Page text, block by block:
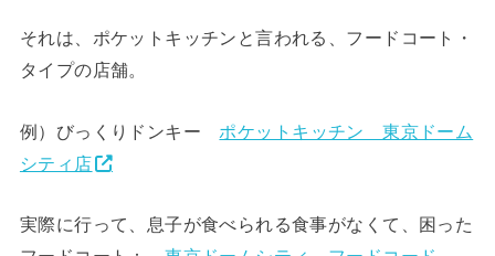
それは、ポケットキッチンと言われる、フードコート・
タイプの店舗。
例）びっくりドンキー ポケットキッチン 東京ドーム
シティ店
実際に行って、息子が食べられる食事がなくて、困った